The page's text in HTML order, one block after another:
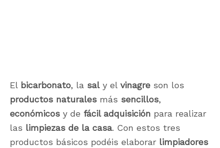
El bicarbonato, la sal y el vinagre son los
productos naturales más sencillos,
económicos y de fácil adquisición para realizar
las limpiezas de la casa. Con estos tres
productos básicos podéis elaborar limpiadores